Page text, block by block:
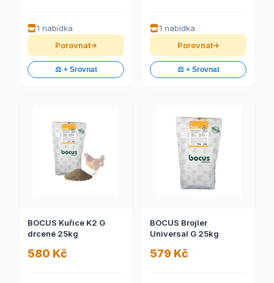
1 nabídka
Porovnat
⚖️ + Srovnat
1 nabídka
Porovnat
⚖️ + Srovnat
BOCUS Kuřice K2 G
drcené 25kg
580 Kč
BOCUS Brojler
Universal G 25kg
579 Kč